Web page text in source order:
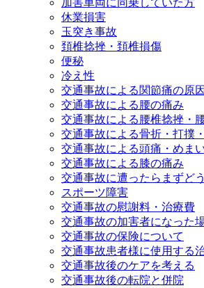
加害車両に同乗していた方
休業損害
玉突き事故
頚椎捻挫・頚椎損傷
便秘
冷え性
交通事故による関節痛の原
交通事故による腰の痛み
交通事故による腰椎捻挫・
交通事故による骨折・打撲
交通事故による頭痛・めま
交通事故による膝の痛み
交通事故に遭ったらまずど
スポーツ障害
交通事故の慰謝料・治療費
交通事故の加害者になった
交通事故の保険について
交通事故患者様に使用する
交通事故後のケアを考える
交通事故後の転院と併院